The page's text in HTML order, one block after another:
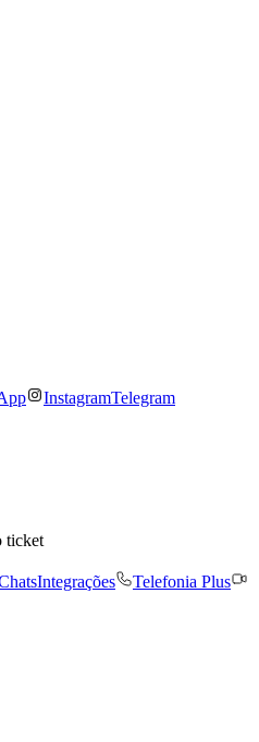
InstagramTelegram
ticket
Integrações
Telefonia Plus